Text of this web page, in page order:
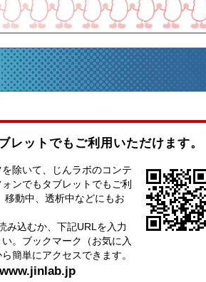
レットでもご利用いただけます。
除いて、じんラボのコンテ
ンでもタブレットでもご利
移動中、透析中などにもお
み込むか、下記URLを入力
。ブックマーク（お気に入
簡単にアクセスできます。